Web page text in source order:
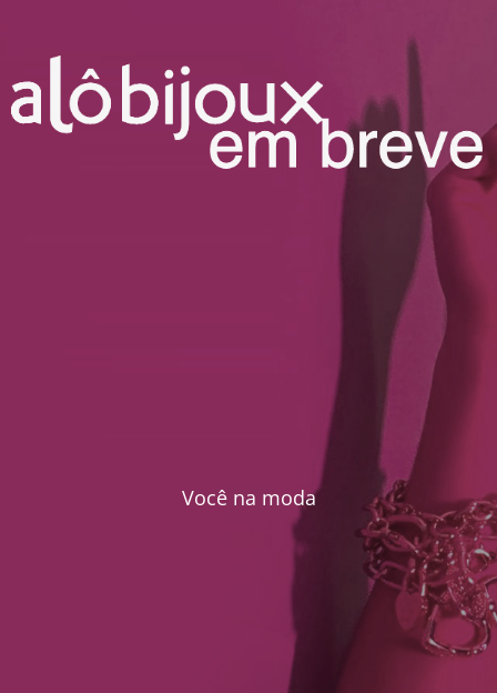
Você na moda